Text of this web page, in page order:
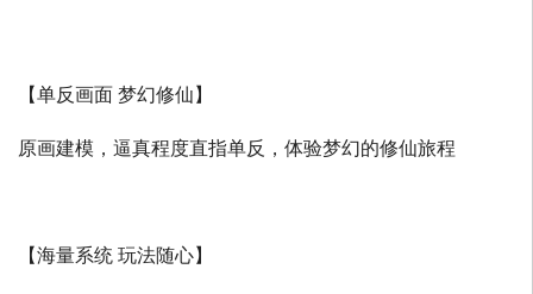
【单反画面 梦幻修仙】
原画建模，逼真程度直指单反，体验梦幻的修仙旅程
【海量系统 玩法随心】